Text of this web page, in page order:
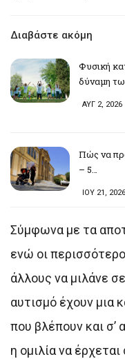
Διαβάστε ακόμη
Φυσική
δύναμη
ΑΥΓ 2, 2026
Πώς να
– 5…
ΙΟΥ 21, 2026
Σύμφωνα με τα
ενώ οι
άλλους να μιλάνε
αυτισμό έχουν μια
που βλέπουν και σ’
η ομιλία να